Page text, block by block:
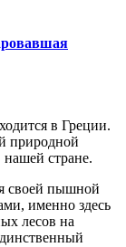
в Греции.
природной
стране.
своей пышной
именно здесь
лесов на